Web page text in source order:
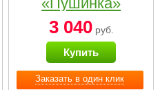
Заказать в один клик
3 040руб.
Купить